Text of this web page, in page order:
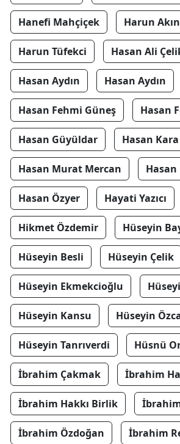
Hanefi Mahçiçek Harun Akın
Harun Tüfekci Hasan Ali
Hasan Aydın Hasan Aydın
Hasan Fehmi Güneş Hasan
Hasan Güyüldar Hasan Kara
Hasan Murat Mercan Hasan
Hasan Özyer Hayati Yazıcı
Hikmet Özdemir Hüseyin
Hüseyin Besli Hüseyin Çelik
Hüseyin Ekmekcioğlu
Hüseyin Kansu Hüseyin
Hüseyin Tanrıverdi Hüsnü
İbrahim Çakmak İbrahim
İbrahim Hakkı Birlik
İbrahim Özdoğan İbrahim